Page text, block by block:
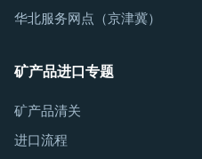
华北服务网点（京津冀）
矿产品进口专题
矿产品清关
进口流程